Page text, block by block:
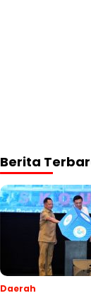
Berita
Daerah